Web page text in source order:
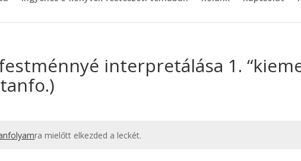
interpretálása 1.
ra mielőtt elkezded a leckét.